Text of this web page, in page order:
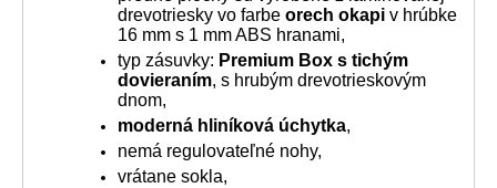
drevotriesky vo farbe orech okapi v hrúbke
16 mm s 1 mm ABS hranami,
typ zásuvky: Premium Box s tichým
dovieraním, s hrubým drevotrieskovým
dnom,
moderná hliníková úchytka,
nemá regulovateľné nohy,
vrátane sokla,